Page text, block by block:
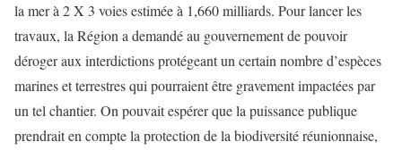
la mer à 2 X 3 voies estimée à 1,660 milliards. Pour lancer les
travaux, la Région a demandé au gouvernement de pouvoir
déroger aux interdictions protégeant un certain nombre d’espèces
marines et terrestres qui pourraient être gravement impactées par
un tel chantier. On pouvait espérer que la puissance publique
prendrait en compte la protection de la biodiversité réunionnaise,